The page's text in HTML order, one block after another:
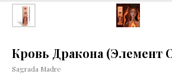
Кровь Дракона (Элемент
Sagrada Madre